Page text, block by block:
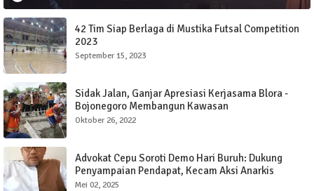
42 Tim Siap Berlaga di Mustika Futsal Competition
2023
September 15, 2023
Sidak Jalan, Ganjar Apresiasi Kerjasama Blora -
Bojonegoro Membangun Kawasan
Oktober 26, 2022
Advokat Cepu Soroti Demo Hari Buruh: Dukung
Penyampaian Pendapat, Kecam Aksi Anarkis
Mei 02, 2025